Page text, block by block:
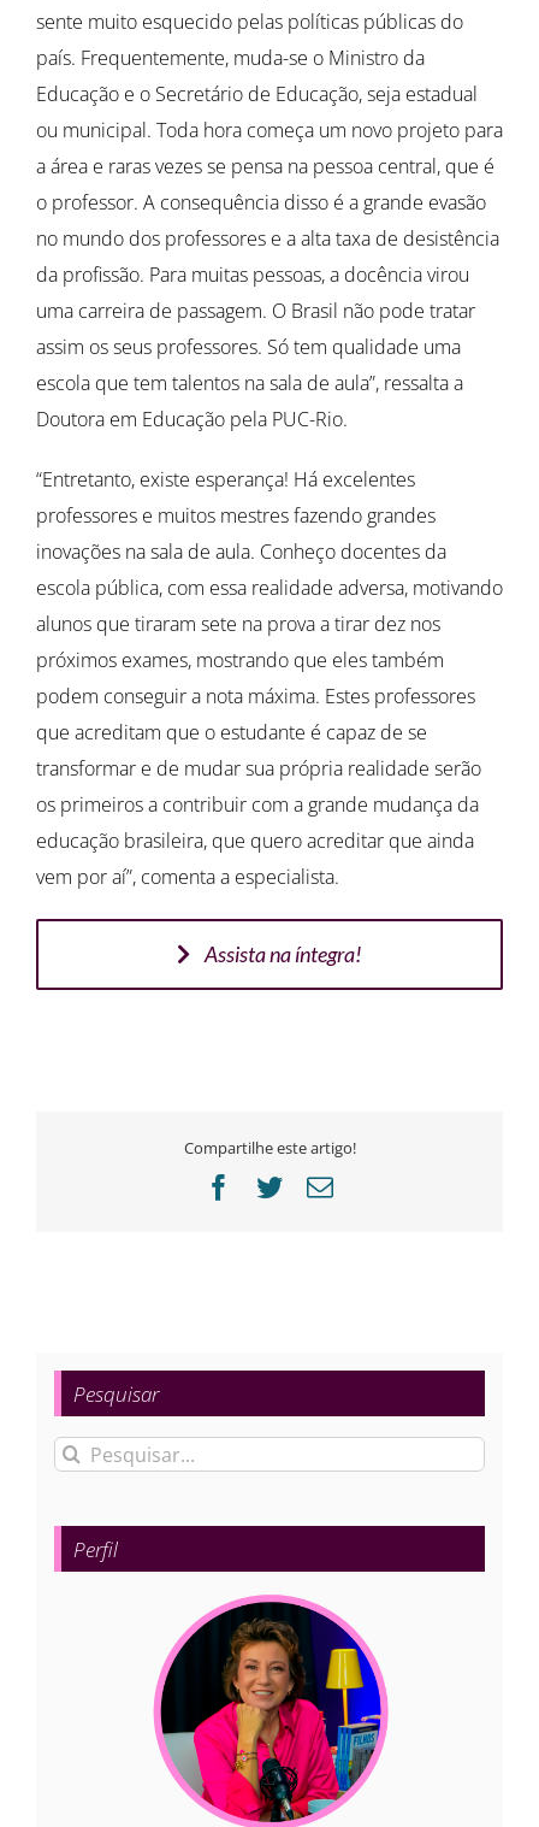
sente muito esquecido pelas políticas públicas do
país. Frequentemente, muda-se o Ministro da
Educação e o Secretário de Educação, seja estadual
ou municipal. Toda hora começa um novo projeto para
a área e raras vezes se pensa na pessoa central, que é
o professor. A consequência disso é a grande evasão
no mundo dos professores e a alta taxa de desistência
da profissão. Para muitas pessoas, a docência virou
uma carreira de passagem. O Brasil não pode tratar
assim os seus professores. Só tem qualidade uma
escola que tem talentos na sala de aula”, ressalta a
Doutora em Educação pela PUC-Rio.
“Entretanto, existe esperança! Há excelentes
professores e muitos mestres fazendo grandes
inovações na sala de aula. Conheço docentes da
escola pública, com essa realidade adversa, motivando
alunos que tiraram sete na prova a tirar dez nos
próximos exames, mostrando que eles também
podem conseguir a nota máxima. Estes professores
que acreditam que o estudante é capaz de se
transformar e de mudar sua própria realidade serão
os primeiros a contribuir com a grande mudança da
educação brasileira, que quero acreditar que ainda
vem por aí”, comenta a especialista.
Assista na íntegra!
Compartilhe este artigo!
Facebook
Twitter
E-
Pesquisar
Buscar
para:
Perfil